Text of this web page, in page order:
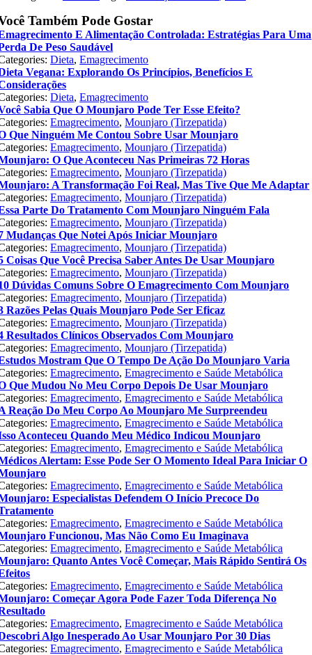
Também Pode Gostar
E Alimentação Controlada: Estratégias Para Uma
De Peso Saudável
Dieta,Emagrecimento
Vegana: Explorando Os Princípios, Benefícios E
Dieta,Emagrecimento
Sabia Que O Mounjaro Pode Ter Esse Efeito?
Emagrecimento,Mounjaro (Tirzepatida)
Que Ninguém Me Contou Sobre Usar Mounjaro
Emagrecimento,Mounjaro (Tirzepatida)
O Que Aconteceu Nas Primeiras 72 Horas
Emagrecimento,Mounjaro (Tirzepatida)
A Transformação Foi Real, Mas Tive Que Me Adaptar
Emagrecimento,Mounjaro (Tirzepatida)
Parte Do Tratamento Com Mounjaro Ninguém Fala
Emagrecimento,Mounjaro (Tirzepatida)
Mudanças Que Notei Após Iniciar Mounjaro
Emagrecimento,Mounjaro (Tirzepatida)
Coisas Que Você Precisa Saber Antes De Usar Mounjaro
Emagrecimento,Mounjaro (Tirzepatida)
Dúvidas Comuns Sobre O Emagrecimento Com Mounjaro
Emagrecimento,Mounjaro (Tirzepatida)
Razões Pelas Quais Mounjaro Pode Ser Eficaz
Emagrecimento,Mounjaro (Tirzepatida)
Resultados Clínicos Observados Com Mounjaro
Emagrecimento,Mounjaro (Tirzepatida)
Mostram Que O Tempo De Ação Do Mounjaro Varia
Emagrecimento,Emagrecimento e Saúde Metabólica
Que Mudou No Meu Corpo Depois De Usar Mounjaro
Emagrecimento,Emagrecimento e Saúde Metabólica
Reação Do Meu Corpo Ao Mounjaro Me Surpreendeu
Emagrecimento,Emagrecimento e Saúde Metabólica
Aconteceu Quando Meu Médico Indicou Mounjaro
Emagrecimento,Emagrecimento e Saúde Metabólica
Alertam: Esse Pode Ser O Momento Ideal Para Iniciar O
Emagrecimento,Emagrecimento e Saúde Metabólica
Especialistas Defendem O Início Precoce Do
Emagrecimento,Emagrecimento e Saúde Metabólica
Funcionou, Mas Não Como Eu Imaginava
Emagrecimento,Emagrecimento e Saúde Metabólica
Quanto Antes Você Começar, Mais Rápido Sentirá Os
Emagrecimento,Emagrecimento e Saúde Metabólica
Começar Agora Pode Fazer Toda Diferença No
Emagrecimento,Emagrecimento e Saúde Metabólica
Algo Inesperado Ao Usar Mounjaro Por 30 Dias
Emagrecimento,Emagrecimento e Saúde Metabólica